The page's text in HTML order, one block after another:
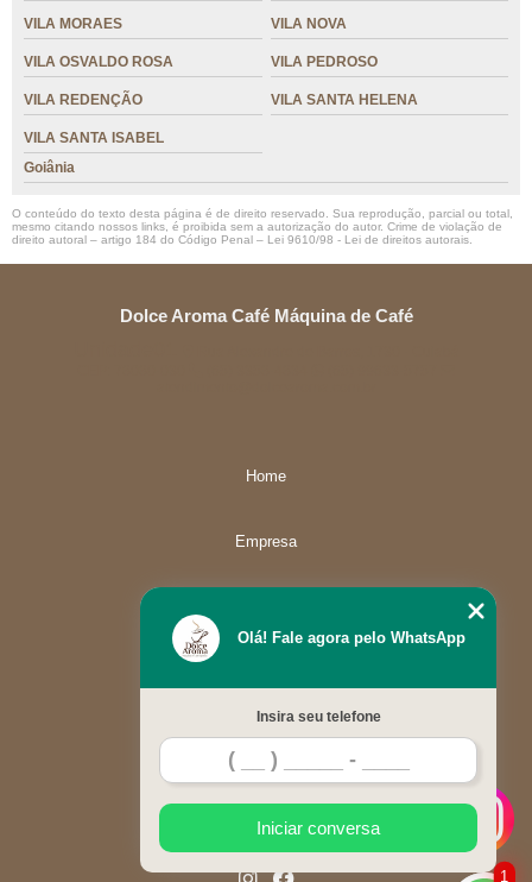
VILA MORAES VILA NOVA
VILA OSVALDO ROSA VILA PEDROSO
VILA REDENÇÃO VILA SANTA HELENA
VILA SANTA ISABEL
Goiânia
O conteúdo do texto desta página é de direito reservado. Sua reprodução, parcial ou total,
mesmo citando nossos links, é proibida sem a autorização do autor. Crime de violação de
direito autoral – artigo 184 do Código Penal – Lei 9610/98 - Lei de direitos autorais
Dolce Aroma Café Máquina de Café
Home
Empresa
Contato
Mapa do site
1
Olá! Fale agora pelo WhatsApp
Insira seu telefone
Iniciar conversa